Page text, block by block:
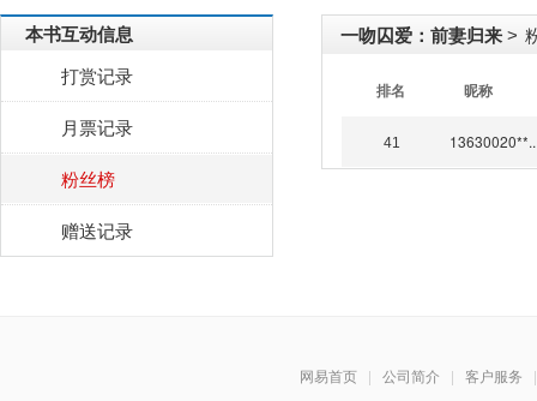
本书互动信息
打赏记录
月票记录
粉丝榜
赠送记录
一吻囚爱：前妻归来 >
排名 昵称
41
网易首页 | 公司简介 | 客户服务
|